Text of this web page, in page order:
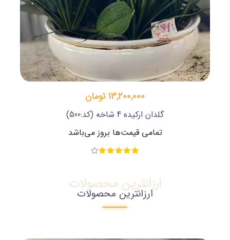
13,200,000 تومان
گلدان ارکیده 4 شاخه
(کد:500)
تمامی قیمت‌ها بروز می‌باشد
ارزانترین محصولات
ارزانترین محصولات